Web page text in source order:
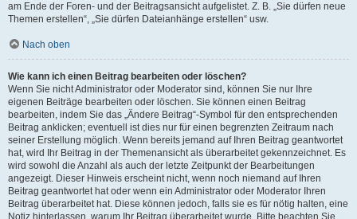
am Ende der Foren- und der Beitragsansicht aufgelistet. Z. B. „Sie dürfen neue
Themen erstellen“, „Sie dürfen Dateianhänge erstellen“ usw.
Nach oben
Wie kann ich einen Beitrag bearbeiten oder löschen?
Wenn Sie nicht Administrator oder Moderator sind, können Sie nur Ihre
eigenen Beiträge bearbeiten oder löschen. Sie können einen Beitrag
bearbeiten, indem Sie das „Ändere Beitrag“-Symbol für den entsprechenden
Beitrag anklicken; eventuell ist dies nur für einen begrenzten Zeitraum nach
seiner Erstellung möglich. Wenn bereits jemand auf Ihren Beitrag geantwortet
hat, wird Ihr Beitrag in der Themenansicht als überarbeitet gekennzeichnet. Es
wird sowohl die Anzahl als auch der letzte Zeitpunkt der Bearbeitungen
angezeigt. Dieser Hinweis erscheint nicht, wenn noch niemand auf Ihren
Beitrag geantwortet hat oder wenn ein Administrator oder Moderator Ihren
Beitrag überarbeitet hat. Diese können jedoch, falls sie es für nötig halten, eine
Notiz hinterlassen, warum Ihr Beitrag überarbeitet wurde. Bitte beachten Sie,